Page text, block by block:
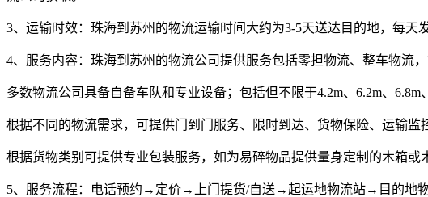
3、运输时效： 珠海到苏州的物流运输时间大约为3-5天送达目的地，每天
4、服务内容： 珠海到苏州的物流公司提供服务包括零担物流、整车物流
多数物流公司具备自备车队和专业设备；包括但不限于4.2m、6.2m、6.8m
根据不同的物流需求，可提供门到门服务、限时到达、货物保险、运输监
根据货物类别可提供专业包装服务，如为易碎物品提供量身定制的木箱或
5、服务流程： 电话预约→定价→上门提货/自送→起运地物流站→目的地